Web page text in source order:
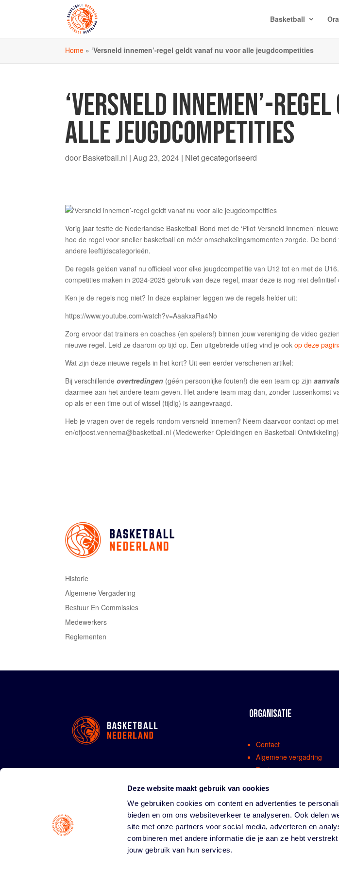
Deze website maakt gebruik van cookies
We gebruiken cookies om content en advertenties te
bieden en om ons websiteverkeer te analyseren. Ook delen
site met onze partners voor social media, adverteren en
combineren met andere informatie die je aan ze hebt
jouw gebruik van hun services.
Basketball
Home » ‘Versneld innemen’-regel geldt vanaf nu voor alle jeugdcompetities
‘VERSNELD INNEMEN’-
ALLE JEUGDCOMPETITIES
door Basketball.nl |Aug 23, 2024 | Niet gecategoriseerd
Vorig jaar testte de Nederlandse Basketball Bond met de ‘Pilot Versneld Innemen’
hoe de regel voor sneller basketball en méér omschakelingsmomenten zorgde. De
andere leeftijdscategorieën.
De regels gelden vanaf nu officieel voor elke jeugdcompetitie van U12 tot en met de
competities maken in 2024-2025 gebruik van deze regel, maar deze is nog niet definitief
Ken je de regels nog niet? In deze explainer leggen we de regels helder uit:
https://www.youtube.com/watch?v=AaakxaRa4No
Zorg ervoor dat trainers en coaches (en spelers!) binnen jouw vereniging de video
nieuwe regel. Leid ze daarom op tijd op. Een uitgebreide uitleg vind je ookop deze
Wat zijn deze nieuwe regels in het kort? Uit een eerder verschenen artikel:
Bij verschillendeovertredingen (géén persoonlijke fouten!) die een team op zijn
daarmee aan het andere team geven. Het andere team mag dan, zonder tussenkomst
op als er een time out of wissel (tijdig) is aangevraagd.
Heb je vragen over de regels rondom versneld innemen? Neem daarvoor contact op
en/ofjoost.vennema@basketball.nl (Medewerker Opleidingen en Basketball
Historie
Algemene Vergadering
Bestuur En Commissies
Medewerkers
Reglementen
ORGANISATIE
Contact
Algemene vergadring
Bestuur
Bondsreglementen
Klachtenregeling
Partners
Vacatures